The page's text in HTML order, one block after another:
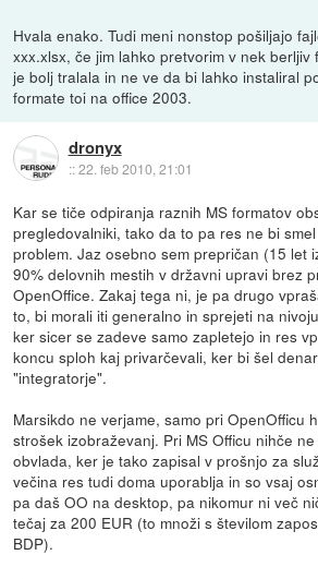
Hvala enako. Tudi meni nonstop pošiljajo
xxx.xlsx, če jim lahko pretvorim v nek berljiv
je bolj tralala in ne ve da bi lahko instaliral
formate toi na office 2003.
dronyx
::22. feb 2010, 21:01
Kar se tiče odpiranja raznih MS formatov
pregledovalniki, tako da to pa res ne bi
problem. Jaz osebno sem prepričan (15 let
90% delovnih mestih v državni upravi brez
OpenOffice. Zakaj tega ni, je pa drugo
to, bi morali iti generalno in sprejeti na
ker sicer se zadeve samo zapletejo in res
koncu sploh kaj privarčevali, ker bi šel
"integratorje".
Marsikdo ne verjame, samo pri OpenOfficu
strošek izobraževanj. Pri MS Officu nihče
obvlada, ker je tako zapisal v prošnjo za
večina res tudi doma uporablja in so vsaj
pa daš OO na desktop, pa nikomur ni več
tečaj za 200 EUR (to množi s številom
BDP).